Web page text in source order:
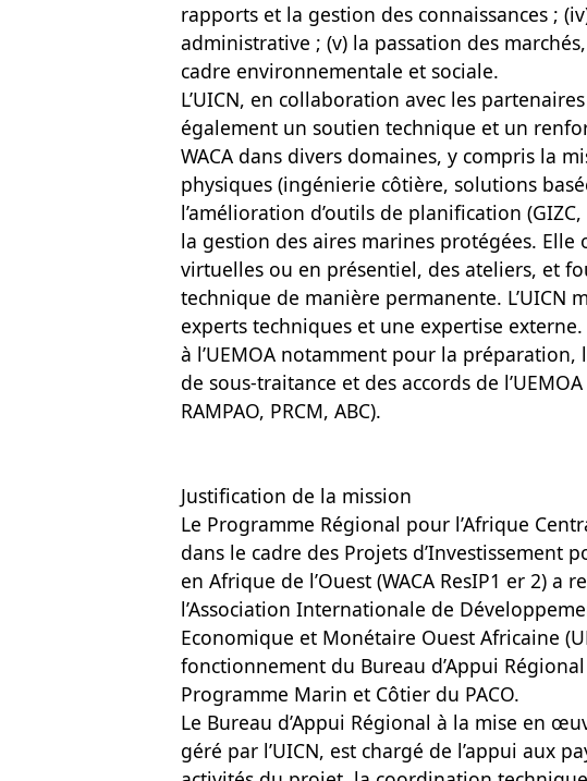
rapports et la gestion des connaissances ;
administrative ; (v) la passation des
cadre environnementale et sociale.
L’UICN, en collaboration avec les
également un soutien technique et un
WACA dans divers domaines, y compris la
physiques (ingénierie côtière, solutions
l’amélioration d’outils de planification
la gestion des aires marines protégées.
virtuelles ou en présentiel, des ateliers, et
technique de manière permanente. L’UICN
experts techniques et une expertise
à l’UEMOA notamment pour la
de sous-traitance et des accords de
RAMPAO, PRCM, ABC).
Justification de la mission
Le Programme Régional pour l’Afrique
dans le cadre des Projets d’Investissement
en Afrique de l’Ouest (WACA ResIP1 er 2)
l’Association Internationale de
Economique et Monétaire Ouest Africaine
fonctionnement du Bureau d’Appui
Programme Marin et Côtier du PACO.
Le Bureau d’Appui Régional à la mise en
géré par l’UICN, est chargé de l’appui aux